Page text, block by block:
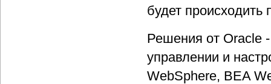
будет
Решения от Oracle
управлении и
WebSphere, BEA